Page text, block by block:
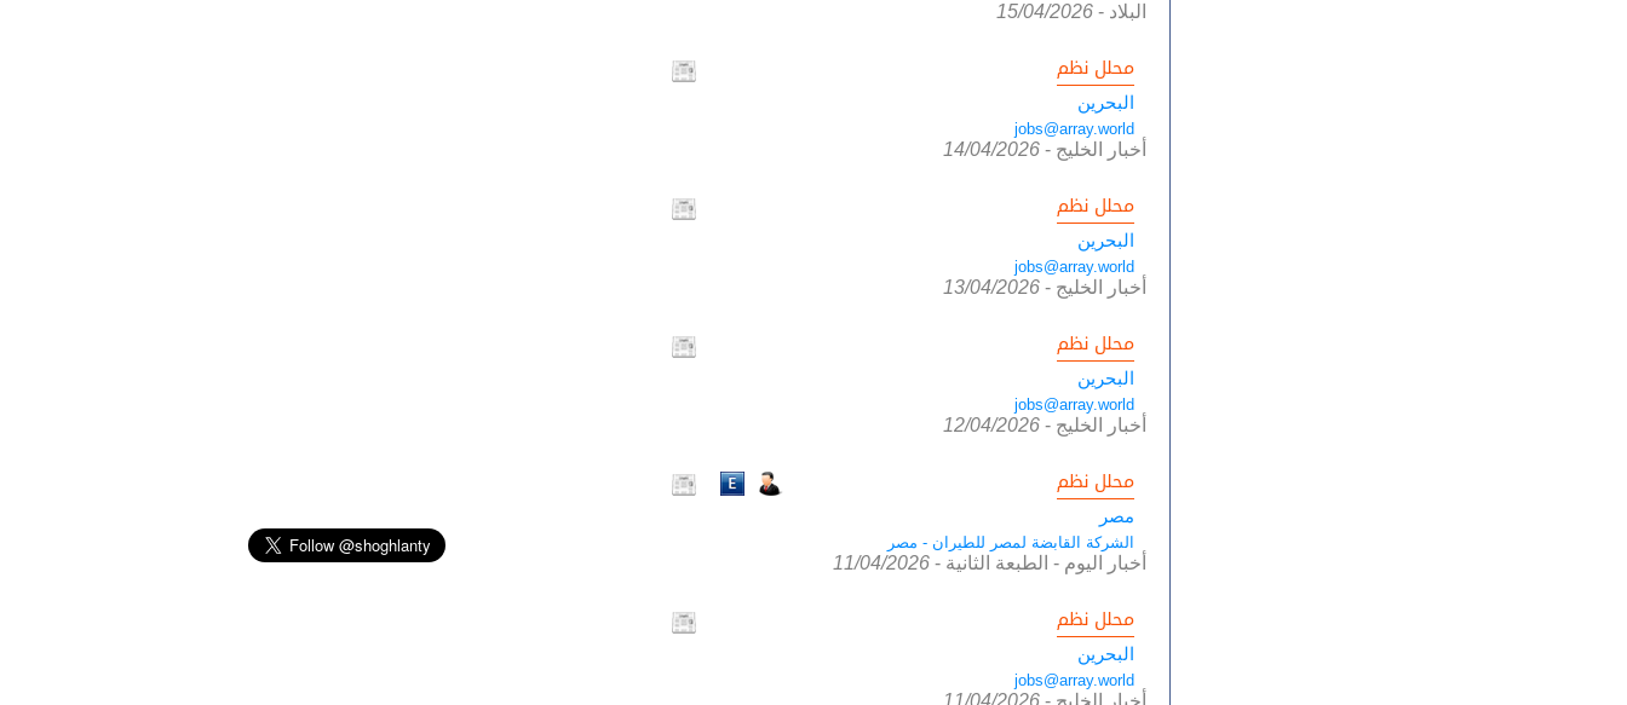
البلاد -
15/04/2026
محلل نظم
البحرين
jobs@array.world
أخبار الخليج -
14/04/2026
محلل نظم
البحرين
jobs@array.world
أخبار الخليج -
13/04/2026
محلل نظم
البحرين
jobs@array.world
أخبار الخليج -
12/04/2026
محلل نظم
مصر
الشركة القابضة لمصر للطيران - مصر
أخبار اليوم - الطبعة الثانية -
11/04/2026
محلل نظم
البحرين
jobs@array.world
أخبار الخليج -
11/04/2026